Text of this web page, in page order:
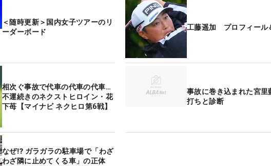
＜随時更新＞国内女子ツアーのリ
ーダーボード
工藤遥加 プロフィール
相次ぐ事故で代車の代車の代車…
不運続きのネクストヒロイン・花
下苺【マイナビ ネクヒロ第6戦】
事故に巻き込まれた宮里
打ちと診断
なぜ⁉ ガラガラの駐車場で「わざ
わざ隣に止めてくる車」の正体